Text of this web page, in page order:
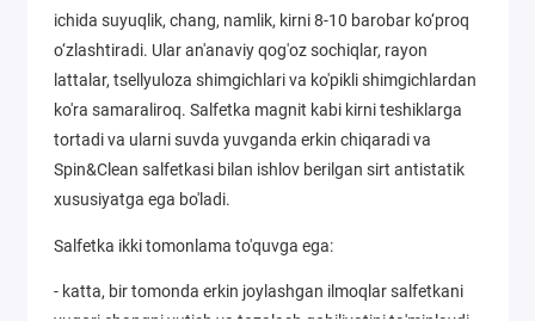
ichida suyuqlik, chang, namlik, kirni 8-10 barobar ko‘proq
o‘zlashtiradi. Ular an'anaviy qog'oz sochiqlar, rayon
lattalar, tsellyuloza shimgichlari va ko'pikli shimgichlardan
ko'ra samaraliroq. Salfetka magnit kabi kirni teshiklarga
tortadi va ularni suvda yuvganda erkin chiqaradi va
Spin&Clean salfetkasi bilan ishlov berilgan sirt antistatik
xususiyatga ega bo'ladi.
Salfetka ikki tomonlama to'quvga ega:
- katta, bir tomonda erkin joylashgan ilmoqlar salfetkani